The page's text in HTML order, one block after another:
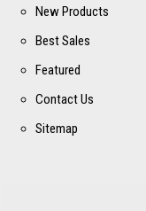
New Products
Best Sales
Featured
Contact Us
Sitemap